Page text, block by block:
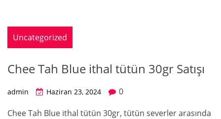
Uncategorized
Chee Tah Blue ithal tütün 30gr Satışı
admin Haziran 23, 2024
0
Chee Tah Blue ithal tütün 30gr, tütün severler arasında